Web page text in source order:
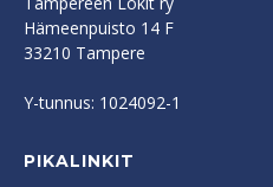
Hämeenpuisto 14 F
33210 Tampere
Y-tunnus: 1024092-1
PIKALINKIT